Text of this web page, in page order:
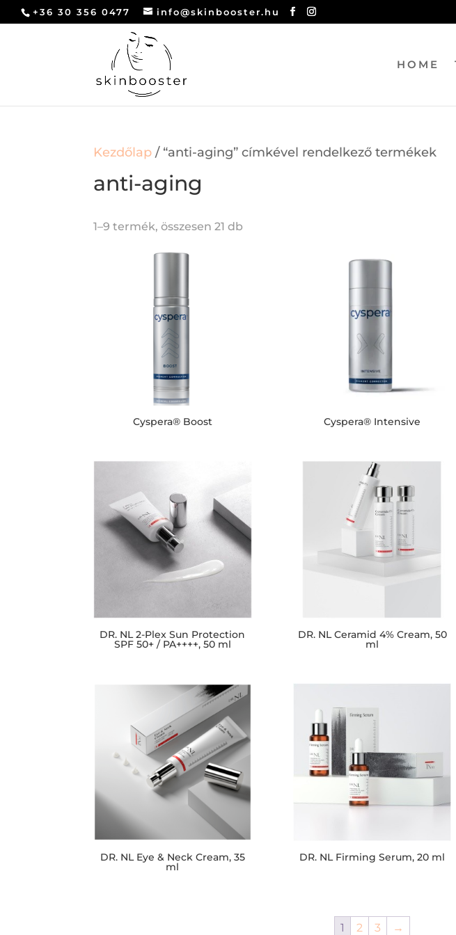
+36 30 356 0477 info@skinbooster.hu
HOME
Kezdőlap / “anti-aging” címkével rendelkező termékek
anti-aging
1–9 termék, összesen 21 db
Cyspera® Boost Cyspera® Intensive
DR. NL 2-Plex Sun Protection
SPF 50+ / PA++++, 50 ml
DR. NL Ceramid 4% Cream, 50
ml
DR. NL Eye & Neck Cream, 35
ml
DR. NL Firming Serum, 20 ml
1 2 3 →